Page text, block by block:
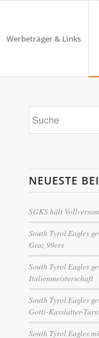
Werbeträger & Links
NEUESTE
SGKS hält
South Tyrol Eagles
Graz 99ers
South Tyrol Eagles
Italienmeisterschaft
South Tyrol Eagles
Gotti-Kasslatter-
South Tyrol Eagles